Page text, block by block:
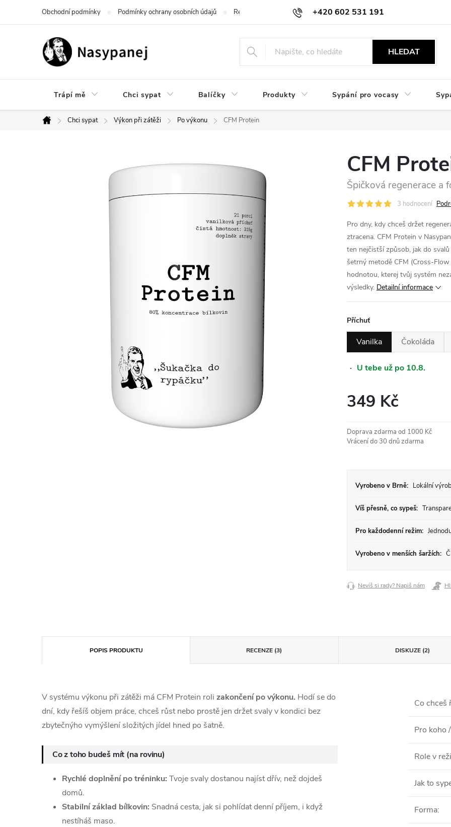
+420 602 531 191
Obchodní podmínky Podmínky ochrany osobních údajů Reklamace a vrácení Obchodní sdělení Hodnocení obchodu
HLEDAT
Trápí mě Chci sypat Balíčky Produkty Sypání pro vocasy
Domů
Chci sypat Výkon při zátěži Po výkonu CFM Protein
CFM
Špičková regenerace a
3 hodnocení
Pro dny, kdy chceš držet
ztracena. CFM Protein v
ten nejčistší způsob, jak do
šetrný metodě CFM (Cross-
hodnotou, kterej tvůj systém
výsledky. Detailní informace
Příchuť
Vanilka Čokoláda
· U tebe už po 10.8.
349 Kč
cena:
Doprava zdarma od 1000 Kč
Vrácení do 30 dnů zdarma
Vyrobeno v Brně: Lokální
Víš přesně, co sypeš:
Pro každodenní režim:
Vyrobeno v menších šaržích:
Nevíš si rady? Napiš nám
POPIS PRODUKTU RECENZE (3) DISKUZE (2)
V systému výkonu při zátěži má CFM Protein roli zakončení po výkonu. Hodí se do
dní, kdy řešíš objem práce, chceš růst nebo prostě jen držet svaly v kondici bez
zbytečnýho vymýšlení složitých jídel hned po šatně.
Co z toho budeš mít (na rovinu)
Rychlé doplnění po tréninku: Tvoje svaly dostanou najíst dřív, než dojdeš
domů.
Stabilní základ bílkovin: Snadná cesta, jak si pohlídat denní příjem, i když
nestíháš maso.
Co chceš
Pro koho
Role v
Jak to
Forma: